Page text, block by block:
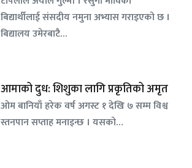
बिद्यार्थीलाई संसदीय नमुना अभ्यास गराइएको छ ।
बिद्यालय उमेरबाटै…
आमाको दुध: शिशुका लागि प्रकृतिको अमृत
ओम बानियाँ हरेक वर्ष अगस्ट १ देखि ७ सम्म विश्व
स्तनपान सप्ताह मनाइन्छ । यसको…